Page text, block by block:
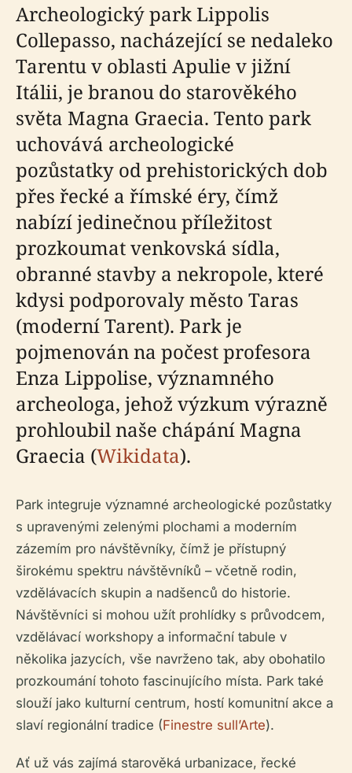
Archeologický park Lippolis
Collepasso, nacházející se nedaleko
Tarentu v oblasti Apulie v jižní
Itálii, je branou do starověkého
světa Magna Graecia. Tento park
uchovává archeologické
pozůstatky od prehistorických dob
přes řecké a římské éry, čímž
nabízí jedinečnou příležitost
prozkoumat venkovská sídla,
obranné stavby a nekropole, které
kdysi podporovaly město Taras
(moderní Tarent). Park je
pojmenován na počest profesora
Enza Lippolise, významného
archeologa, jehož výzkum výrazně
prohloubil naše chápání Magna
Graecia (Wikidata).
Park integruje významné archeologické pozůstatky
s upravenými zelenými plochami a moderním
zázemím pro návštěvníky, čímž je přístupný
širokému spektru návštěvníků – včetně rodin,
vzdělávacích skupin a nadšenců do historie.
Návštěvníci si mohou užít prohlídky s průvodcem,
vzdělávací workshopy a informační tabule v
několika jazycích, vše navrženo tak, aby obohatilo
prozkoumání tohoto fascinujícího místa. Park také
slouží jako kulturní centrum, hostí komunitní akce a
slaví regionální tradice (Finestre sull’Arte).
Ať už vás zajímá starověká urbanizace, řecké